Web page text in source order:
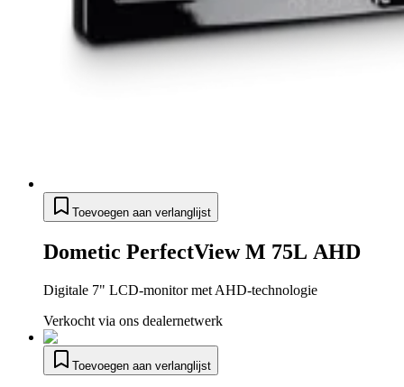
Toevoegen aan verlanglijst
Dometic PerfectView M 75L AHD
Digitale 7" LCD-monitor met AHD-technologie
Verkocht via ons dealernetwerk
Toevoegen aan verlanglijst